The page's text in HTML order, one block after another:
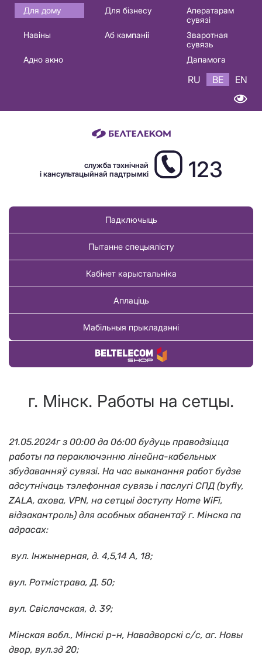
Основная
навигация
Для дому Для бізнесу
Аператарам
сувязі
Навіны
Аб кампаніі
Зваротная
сувязь
Адно акно
Дапамога
RU BE EN
служба тэхнічнай
і кансультацыйнай падтрымкі
123
Падключыць
Пытанне спецыялісту
Кабінет карыстальніка
Аплаціць
Мабільныя прыкладанні
Купіць тавар
г. Мінск. Работы на сетцы.
21.05.2024г з 00:00 да 06:00 будуць праводзіцца
работы па пераключэнню лінейна-кабельных
збудаванняў сувязі. На час выканання работ будзе
адсутнічаць тэлефонная сувязь і паслугі СПД (byfly,
ZALA, ахова, VPN, на сетцыі доступу Home WiFi,
відэакантроль) для асобных абанентаў г. Мінска па
адрасах:
вул. Інжынерная, д. 4,5,14 А, 18;
вул. Ротмістрава, Д. 50;
вул. Свіслачская, д. 39;
Мінская вобл., Мінскі р-н, Навадворскі с/c, аг. Новы
двор, вул.зд 20;